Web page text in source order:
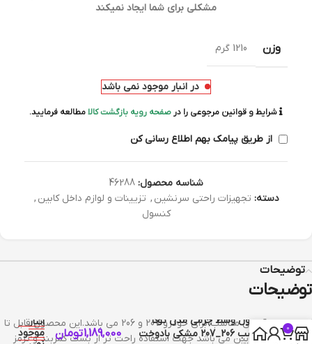
مشکلی برای شما ایجاد نمیکند
وزن 1210 گرم
در انبار موجود نمی باشد
شرایط و قوانین مرجوعی را در صفحه رویه بازگشت کالامطالعه فرمایید.
از طریق پیامک بهم اطلاع رسانی کن
شناسه محصول: 46288
دسته: تجهیزات راحتی سرنشین , تزیینات و لوازم داخل کابین ,
کنسول
توضیحات
توضیحات
کنسول زیر آرنجی مناسب برای خودرو 207 و 206 می باشد.این محصول قابل تا
شدن به بالا و پایین می باشد جهت استفاده راحت تر از بست کمربند و ترمز
کنسول وسط چرمی مدل توکا
مناسب 206_207 مشکی بادوخت
1,189,000تومان
انبار
موجود
0